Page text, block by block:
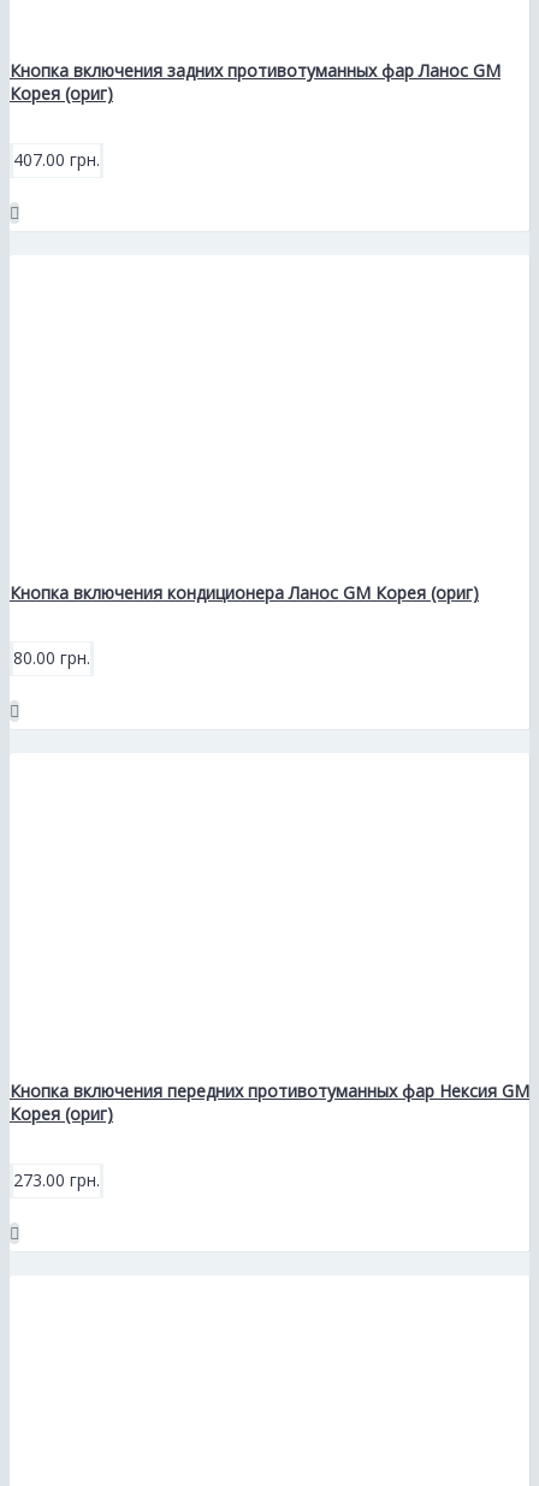
Кнопка включения задних противотуманных фар Ланос GM
Корея (ориг)
407.00 грн.
Кнопка включения кондиционера Ланос GM Корея (ориг)
80.00 грн.
Кнопка включения передних противотуманных фар Нексия GM
Корея (ориг)
273.00 грн.